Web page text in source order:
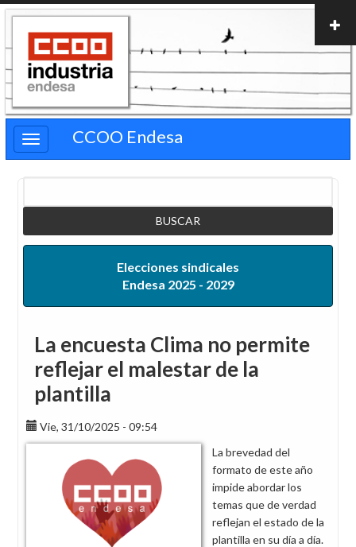
Pasar
contenido
principal
CCOO Endesa
Elecciones sindicales
Endesa 2025 - 2029
La encuesta Clima no permite
reflejar el malestar de la
plantilla
Vie, 31/10/2025 - 09:54
La brevedad del
formato de este año
impide abordar los
temas que de verdad
reflejan el estado de la
plantilla en su día a día.